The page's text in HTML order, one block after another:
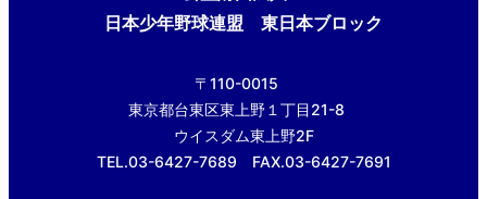
日本少年野球連盟 東日本ブロック
〒110-0015
東京都台東区東上野１丁目21-8
ウイスダム東上野2F
TEL.03-6427-7689 FAX.03-6427-7691